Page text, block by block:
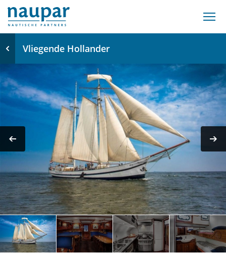
Vliegende Hollander